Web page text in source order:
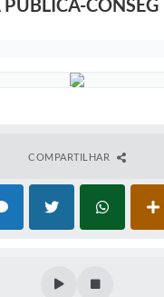
CONSEG
COMPARTILHAR